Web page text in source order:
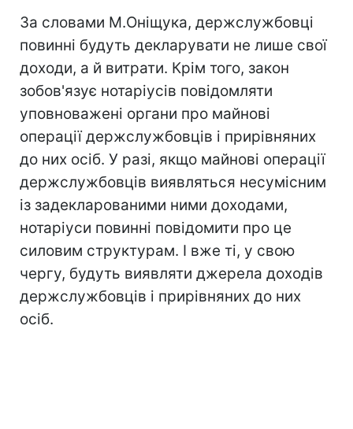
За словами М.Оніщука, держслужбовці
повинні будуть декларувати не лише свої
доходи, а й витрати. Крім того, закон
зобов'язує нотаріусів повідомляти
уповноважені органи про майнові
операції держслужбовців і прирівняних
до них осіб. У разі, якщо майнові операції
держслужбовців виявляться несумісним
із задекларованими ними доходами,
нотаріуси повинні повідомити про це
силовим структурам. І вже ті, у свою
чергу, будуть виявляти джерела доходів
держслужбовців і прирівняних до них
осіб.